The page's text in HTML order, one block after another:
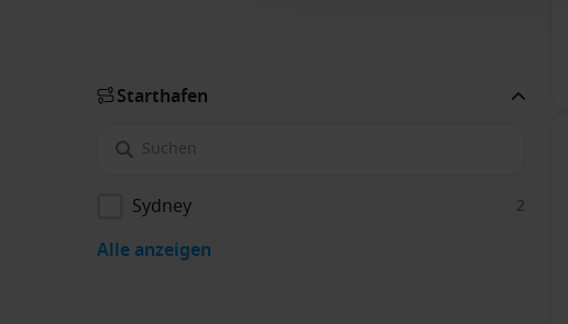
Starthafen
Sydney 2
Alle anzeigen